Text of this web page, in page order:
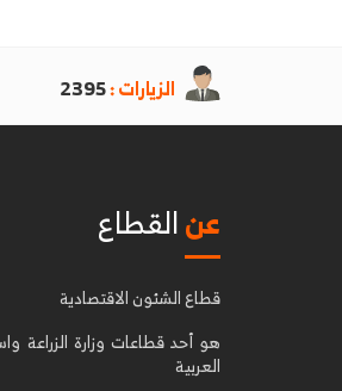
الزيارات :2395
عنالقطاع
قطاع الشئون الاقتصادية
هو أحد قطاعات وزارة الزراعة
العربية